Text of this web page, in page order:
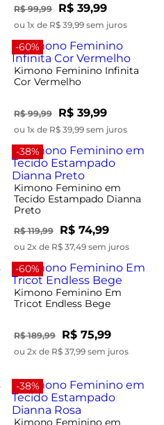
R$ 99,99 R$ 39,99
ou 1x de R$ 39,99 sem juros
-60%
Kimono Feminino Infinita
Cor Vermelho
R$ 99,99 R$ 39,99
ou 1x de R$ 39,99 sem juros
-38%
Kimono Feminino em
Tecido Estampado Dianna
Preto
R$ 119,99 R$ 74,99
ou 2x de R$ 37,49 sem juros
-60%
Kimono Feminino Em
Tricot Endless Bege
R$ 189,99 R$ 75,99
ou 2x de R$ 37,99 sem juros
-38%
Kimono Feminino em